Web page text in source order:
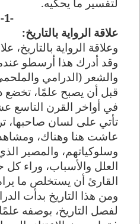
-1-
علاقة الرواية بالتاريخ:
وعلاقة الرواية بالتاريخ،
وقد أدرك هذا أرسطو
والشعر (الدرامي
قبل أن يصبح علمًا، تخضع
في أواخر القرن التاسع
تأتي على لسان صاحبها،
عاشت هنا وهناك،
وسلوكياتهم، والمصير
العلل والأسباب، وراء كل
القارئ أن يستخلص ما
ومن هذا التاريخ بدأت
لفصل التاريخ، بوصفه